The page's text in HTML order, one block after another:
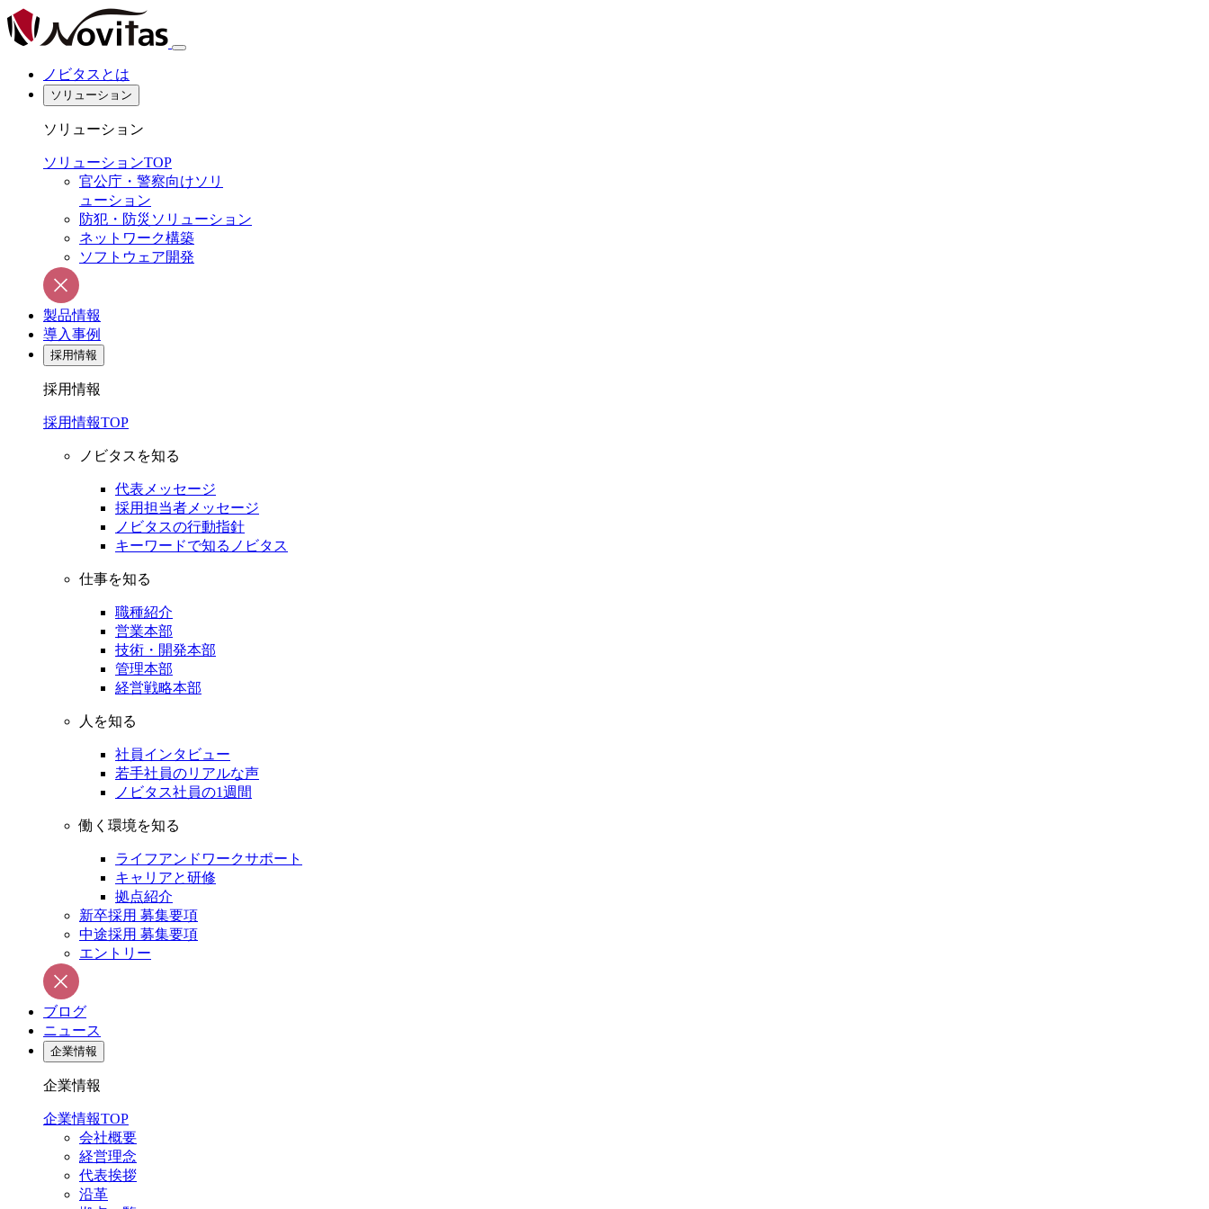
ノビタスとは
ソリューション
ソリューション
ソリューションTOP
官公庁・警察向けソリ
ューション
防犯・防災ソリューション
ネットワーク構築
ソフトウェア開発
製品情報
導入事例
採用情報
採用情報
採用情報TOP
ノビタスを知る
代表メッセージ
採用担当者メッセージ
ノビタスの行動指針
キーワードで知るノビタス
仕事を知る
職種紹介
営業本部
技術・開発本部
管理本部
経営戦略本部
人を知る
社員インタビュー
若手社員のリアルな声
ノビタス社員の1週間
働く環境を知る
ライフアンドワークサポート
キャリアと研修
拠点紹介
新卒採用 募集要項
中途採用 募集要項
エントリー
ブログ
ニュース
企業情報
企業情報
企業情報TOP
会社概要
経営理念
代表挨拶
沿革